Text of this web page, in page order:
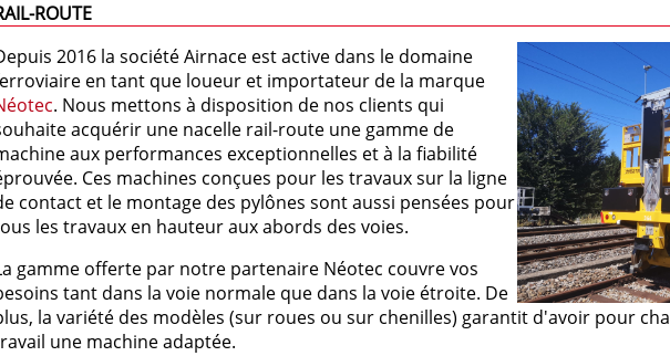
ROUTE
2016 la société Airnace est active dans le domaine
en tant que loueur et importateur de la marque
. Nous mettons à disposition de nos clients qui
acquérir une nacelle rail-route une gamme de
aux performances exceptionnelles et à la fiabilité
Ces machines conçues pour les travaux sur la ligne
contact et le montage des pylônes sont aussi pensées pour
les travaux en hauteur aux abords des voies.
gamme offerte par notre partenaire Néotec couvre vos
tant dans la voie normale que dans la voie étroite. De
la variété des modèles (sur roues ou sur chenilles) garantit d'avoir pour
une machine adaptée.